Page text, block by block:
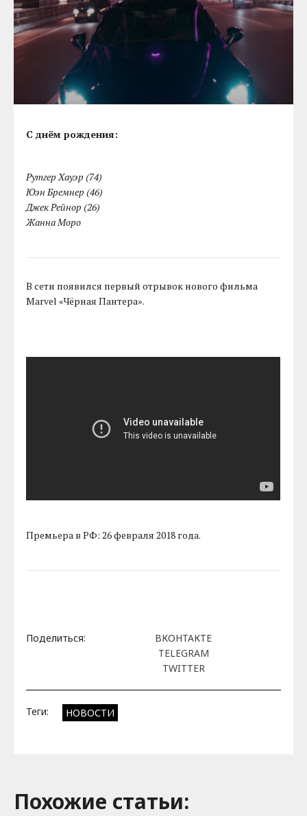
С днём рождения:
Рутгер Хауэр (74)
Юэн Бремнер (46)
Джек Рейнор (26)
Жанна Моро
В сети появился первый отрывок нового фильма
Marvel «Чёрная Пантера».
Премьера в РФ: 26 февраля 2018 года.
Поделиться:
ВКОНТАКТЕ
TELEGRAM
TWITTER
Теги: НОВОСТИ
Похожие cтатьи: